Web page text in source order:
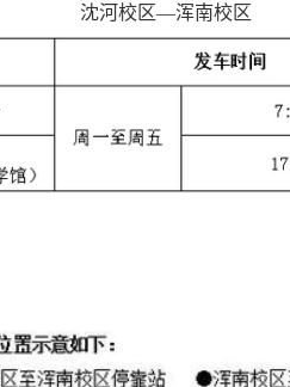
沈河校区—浑南校区